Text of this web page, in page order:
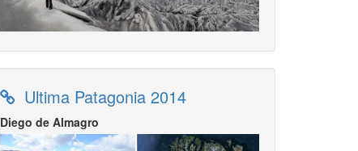
Ultima Patagonia 2014
Diego de Almagro